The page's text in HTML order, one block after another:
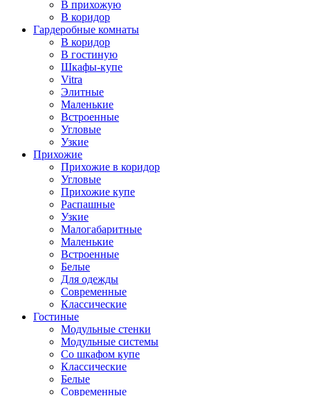
В прихожую
В коридор
Гардеробные комнаты
В коридор
В гостиную
Шкафы-купе
Vitra
Элитные
Маленькие
Встроенные
Угловые
Узкие
Прихожие
Прихожие в коридор
Угловые
Прихожие купе
Распашные
Узкие
Малогабаритные
Маленькие
Встроенные
Белые
Для одежды
Современные
Классические
Гостиные
Модульные стенки
Модульные системы
Со шкафом купе
Классические
Белые
Современные